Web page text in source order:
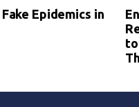
Epidemics in
to